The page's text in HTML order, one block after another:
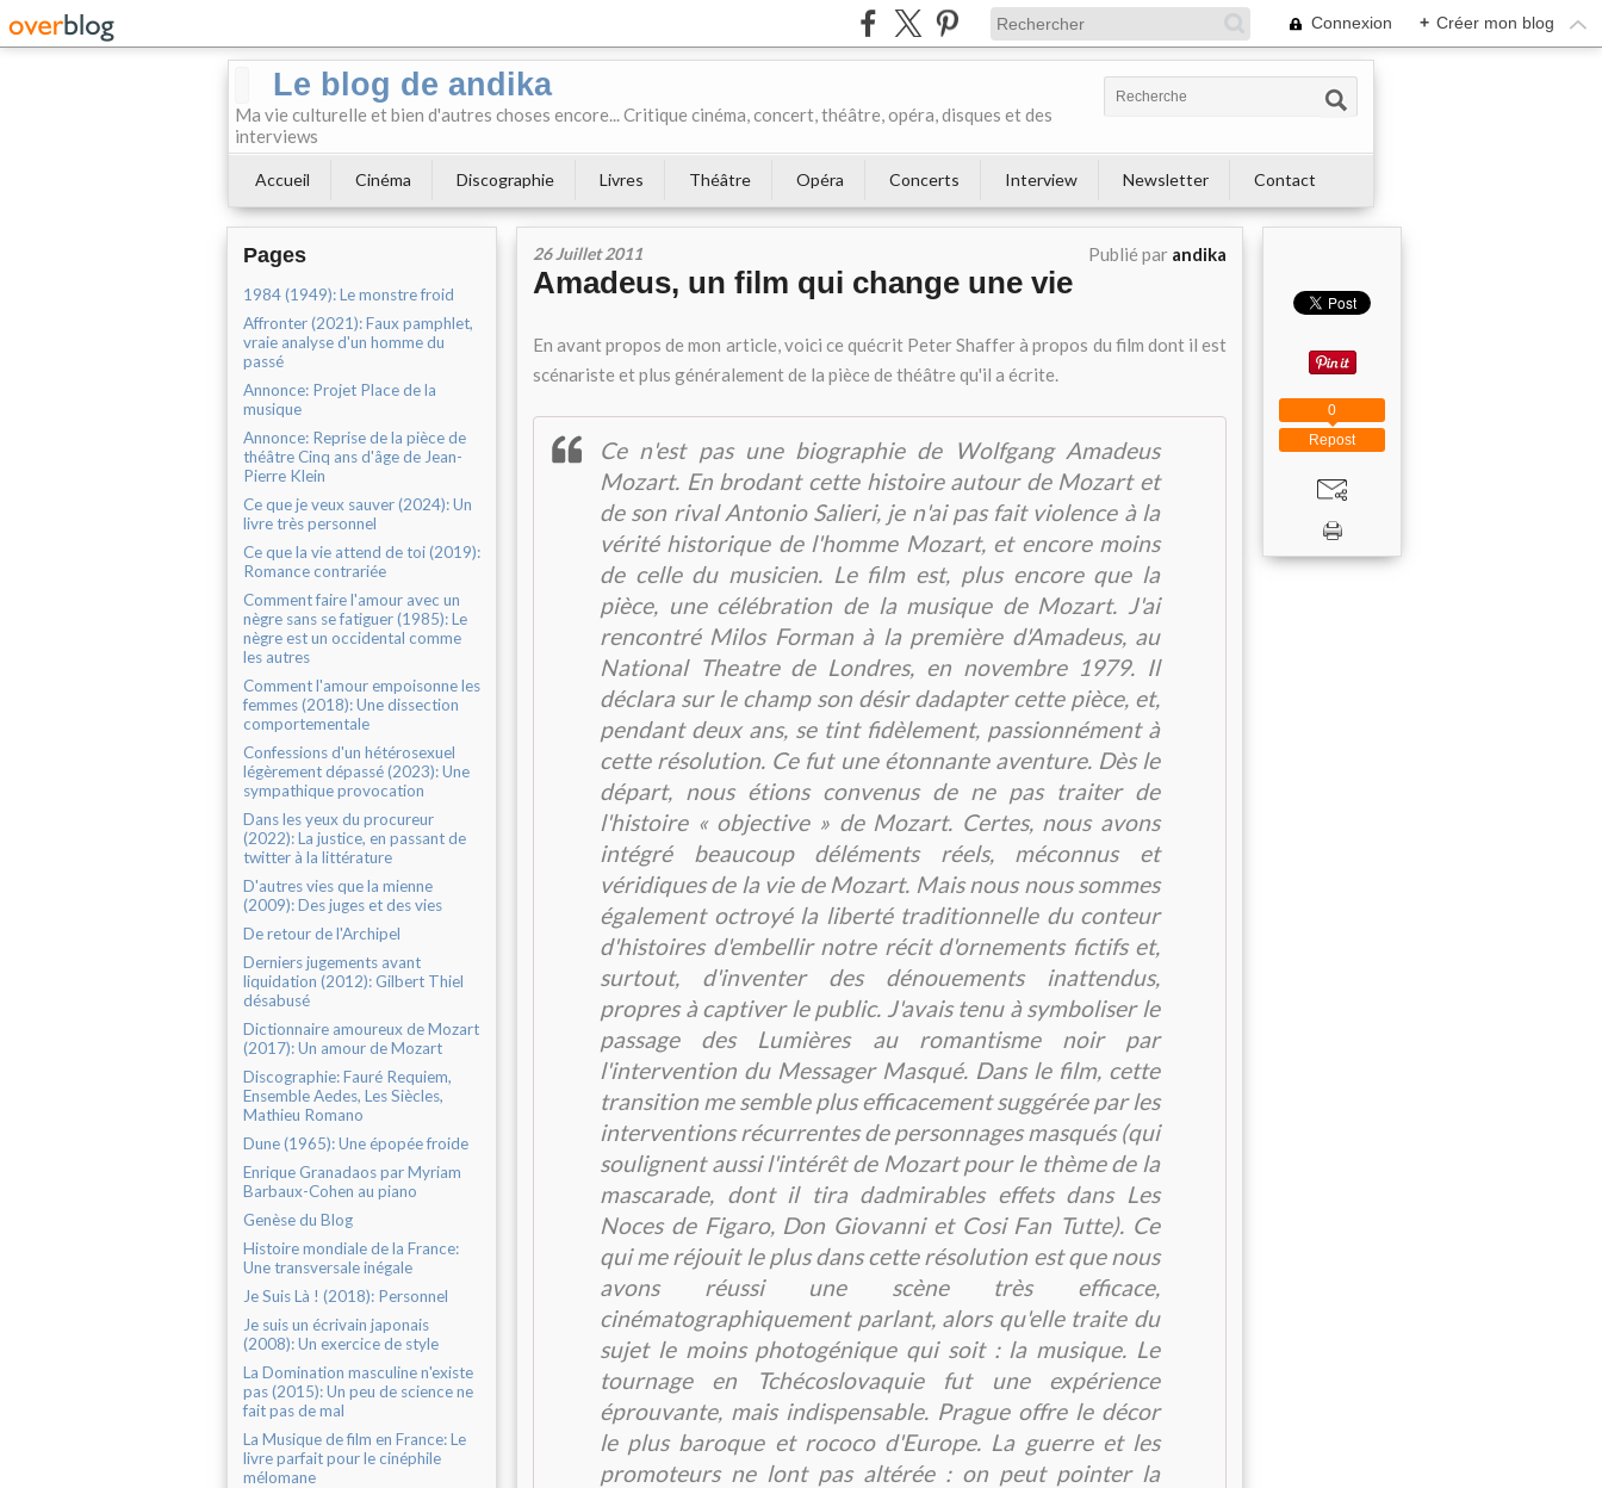
Connexion + Créer mon blog
Le blog de andika
Ma vie culturelle et bien d'autres choses encore... Critique cinéma, concert, théâtre, opéra, disques et des
interviews
Accueil Cinéma Discographie Livres Théâtre Opéra Concerts Interview Newsletter Contact
Pages
1984 (1949): Le monstre froid
Affronter (2021): Faux pamphlet,
vraie analyse d'un homme du
passé
Annonce: Projet Place de la
musique
Annonce: Reprise de la pièce de
théâtre Cinq ans d'âge de Jean-
Pierre Klein
Ce que je veux sauver (2024): Un
livre très personnel
Ce que la vie attend de toi (2019):
Romance contrariée
Comment faire l'amour avec un
nègre sans se fatiguer (1985): Le
nègre est un occidental comme
les autres
Comment l'amour empoisonne les
femmes (2018): Une dissection
comportementale
Confessions d'un hétérosexuel
légèrement dépassé (2023): Une
sympathique provocation
Dans les yeux du procureur
(2022): La justice, en passant de
twitter à la littérature
D'autres vies que la mienne
(2009): Des juges et des vies
De retour de l'Archipel
Derniers jugements avant
liquidation (2012): Gilbert Thiel
désabusé
Dictionnaire amoureux de Mozart
(2017): Un amour de Mozart
Discographie: Fauré Requiem,
Ensemble Aedes, Les Siècles,
Mathieu Romano
Dune (1965): Une épopée froide
Enrique Granadaos par Myriam
Barbaux-Cohen au piano
Genèse du Blog
Histoire mondiale de la France:
Une transversale inégale
Je Suis Là ! (2018): Personnel
Je suis un écrivain japonais
(2008): Un exercice de style
La Domination masculine n'existe
pas (2015): Un peu de science ne
fait pas de mal
La Musique de film en France: Le
livre parfait pour le cinéphile
mélomane
26 Juillet 2011 Publié par andika
Amadeus, un film qui change une vie
En avant propos de mon article, voici ce quécrit Peter Shaffer à propos du film dont il est
scénariste et plus généralement de la pièce de théâtre qu'il a écrite.
Ce n'est pas une biographie de Wolfgang Amadeus
Mozart. En brodant cette histoire autour de Mozart et
de son rival Antonio Salieri, je n'ai pas fait violence à la
vérité historique de l'homme Mozart, et encore moins
de celle du musicien. Le film est, plus encore que la
pièce, une célébration de la musique de Mozart. J'ai
rencontré Milos Forman à la première d'Amadeus, au
National Theatre de Londres, en novembre 1979. Il
déclara sur le champ son désir dadapter cette pièce, et,
pendant deux ans, se tint fidèlement, passionnément à
cette résolution. Ce fut une étonnante aventure. Dès le
départ, nous étions convenus de ne pas traiter de
l'histoire « objective » de Mozart. Certes, nous avons
intégré beaucoup déléments réels, méconnus et
véridiques de la vie de Mozart. Mais nous nous sommes
également octroyé la liberté traditionnelle du conteur
d'histoires d'embellir notre récit d'ornements fictifs et,
surtout, d'inventer des dénouements inattendus,
propres à captiver le public. J'avais tenu à symboliser le
passage des Lumières au romantisme noir par
l'intervention du Messager Masqué. Dans le film, cette
transition me semble plus efficacement suggérée par les
interventions récurrentes de personnages masqués (qui
soulignent aussi l'intérêt de Mozart pour le thème de la
mascarade, dont il tira dadmirables effets dans Les
Noces de Figaro, Don Giovanni et Cosi Fan Tutte). Ce
qui me réjouit le plus dans cette résolution est que nous
avons réussi une scène très efficace,
cinématographiquement parlant, alors qu'elle traite du
sujet le moins photogénique qui soit : la musique. Le
tournage en Tchécoslovaquie fut une expérience
éprouvante, mais indispensable. Prague offre le décor
le plus baroque et rococo d'Europe. La guerre et les
promoteurs ne lont pas altérée : on peut pointer la
Repost
0